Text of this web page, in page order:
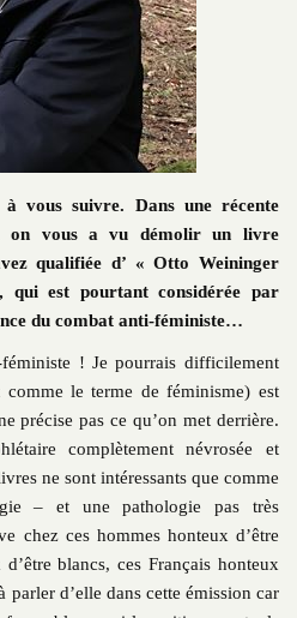
vous suivre. Dans une récente
on vous a vu démolir un livre
qualifiée d’ « Otto Weininger
qui est pourtant considérée par
du combat anti-féministe…
! Je pourrais difficilement
le terme de féminisme) est
précise pas ce qu’on met derrière.
complètement névrosée et
ne sont intéressants que comme
– et une pathologie pas très
chez ces hommes honteux d’être
blancs, ces Français honteux
parler d’elle dans cette émission car